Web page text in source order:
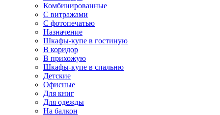
Комбинированные
С витражами
С фотопечатью
Назначение
Шкафы-купе в гостиную
В коридор
В прихожую
Шкафы-купе в спальню
Детские
Офисные
Для книг
Для одежды
На балкон